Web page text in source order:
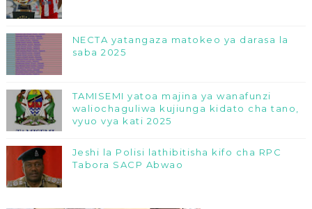
NECTA yatangaza matokeo ya darasa la
saba 2025
TAMISEMI yatoa majina ya wanafunzi
waliochaguliwa kujiunga kidato cha tano,
vyuo vya kati 2025
Jeshi la Polisi lathibitisha kifo cha RPC
Tabora SACP Abwao